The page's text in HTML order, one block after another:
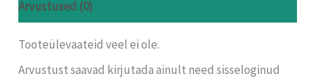
Arvustused (0)
Tooteülevaateid veel ei ole.
Arvustust saavad kirjutada ainult need sisseloginud